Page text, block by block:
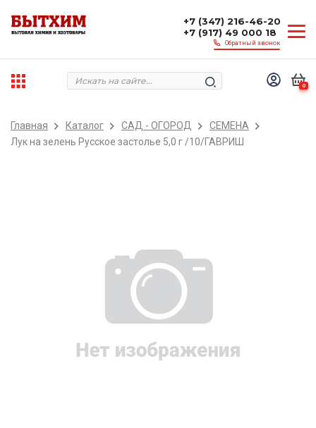
+7 (347) 216-46-20
+7 (917) 49 000 18
Обратный звонок
0
Главная Каталог САД - ОГОРОД
СЕМЕНА
Лук на зелень Русское застолье 5,0 г /10/ГАВРИШ